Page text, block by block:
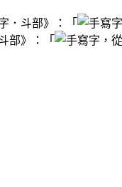
．斗部》：「
部》：「 ，